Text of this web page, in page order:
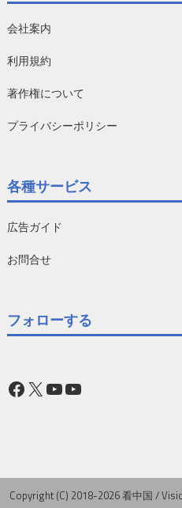
会社案内
利用規約
著作権について
プライバシーポリシー
各種サービス
広告ガイド
お問合せ
フォローする
Facebook
X YouTube
YouTube
Copyright (C) 2018-2026 看中国 /